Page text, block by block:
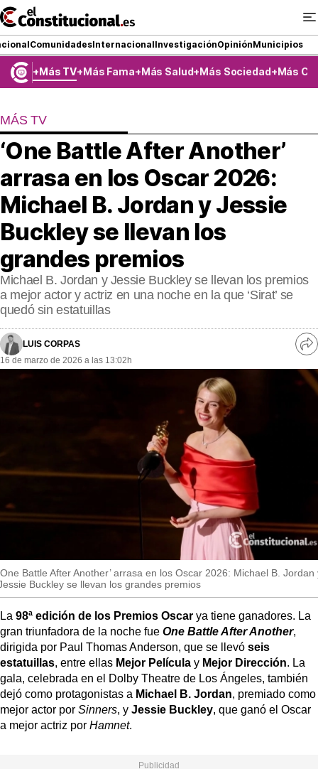
Ir
al
contenido
ComunidadesInternacionalInvestigaciónOpiniónMunicipios
COMUNIDADES
ElConstitucional TV
MásQueTele
ElConstitucional +
MásQueEstilo
MásQuePartidos
MásQueMercados
OPINIÓN
Más TV Más Fama Más Salud Más Sociedad Más
MÁS TV
‘One Battle After Another’
arrasa en los Oscar 2026:
Michael B. Jordan y Jessie
Buckley se llevan los
grandes premios
Michael B. Jordan y Jessie Buckley se llevan los premios
a mejor actor y actriz en una noche en la que ‘Sirat’ se
quedó sin estatuillas
LUIS CORPAS
16 de marzo de 2026 a las 13:02h
Battle After Another’ arrasa en los Oscar 2026: Michael B. Jordan
Buckley se llevan los grandes premios
La 98ª edición de los Premios Oscar ya tiene ganadores. La
gran triunfadora de la noche fue One Battle After Another,
dirigida por Paul Thomas Anderson, que se llevó seis
estatuillas, entre ellas Mejor Película y Mejor Dirección. La
gala, celebrada en el Dolby Theatre de Los Ángeles, también
dejó como protagonistas a Michael B. Jordan, premiado como
mejor actor por Sinners, y Jessie Buckley, que ganó el Oscar
a mejor actriz por Hamnet.